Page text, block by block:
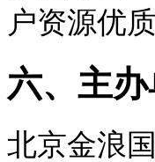
户资源优
六、 主
北京金浪